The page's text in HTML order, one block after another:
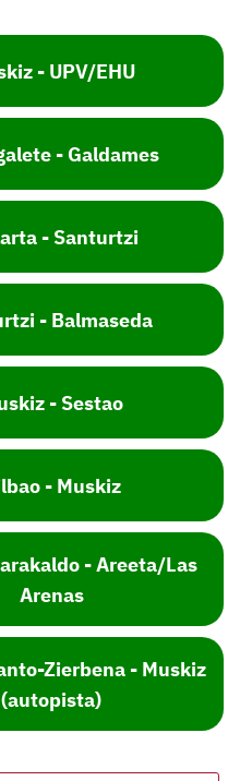
- UPV/EHU
- Galdames
- Santurtzi
- Balmaseda
- Sestao
- Muskiz
- Areeta/Las
Arenas
Zierbena - Muskiz
(autopista)